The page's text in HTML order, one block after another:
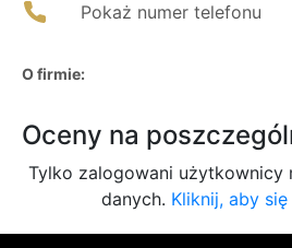
Pokaż numer telefonu
O firmie:
Oceny na
Tylko zalogowani użytkownicy
danych. Kliknij, aby